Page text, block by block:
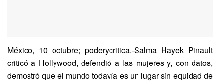
México, 10 octubre; poderycritica.-Salma Hayek Pinault
criticó a Hollywood, defendió a las mujeres y, con datos,
demostró que el mundo todavía es un lugar sin equidad de